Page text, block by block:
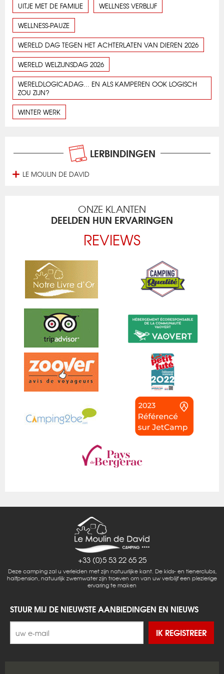
UITJE MET DE FAMILIE WELLNESS VERBLIJF
WELLNESS-PAUZE
WERELD DAG TEGEN HET ACHTERLATEN VAN DIEREN 2026
WERELD WELZIJNSDAG 2026
WERELDLOGICADAG... EN ALS KAMPEREN OOK LOGISCH
ZOU ZIJN?
WINTER WERK
LERBINDINGEN
LE MOULIN DE DAVID
ONZE KLANTEN
DEELDEN HUN ERVARINGEN
REVIEWS
+33 (0)5 53 22 65 25
Deze camping zal u verleiden met zijn natuurlijke kant. De kids- en tienerclubs,
halfpension, natuurlijk zwemwater zijn troeven om van uw verblijf een plezierige
ervaring te maken
STUUR MIJ DE NIEUWSTE AANBIEDINGEN EN NIEUWS
IK REGISTREER